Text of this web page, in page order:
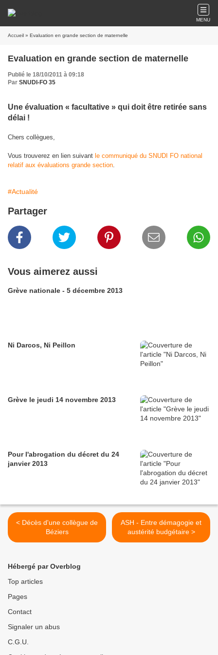
MENU
Accueil » Evaluation en grande section de maternelle
Evaluation en grande section de maternelle
Publié le 18/10/2011 à 09:18
Par SNUDI-FO 35
Une évaluation « facultative » qui doit être retirée sans
délai !
Chers collègues,
Vous trouverez en lien suivant le communiqué du SNUDI FO national
relatif aux évaluations grande section.
#Actualité
Partager
Vous aimerez aussi
Grève nationale - 5 décembre 2013
Ni Darcos, Ni Peillon
Grève le jeudi 14 novembre 2013
Pour l'abrogation du décret du 24
janvier 2013
< Décès d'une collègue de
Béziers
ASH - Entre démagogie et
austérité budgétaire >
Hébergé par Overblog
Top articles
Pages
Contact
Signaler un abus
C.G.U.